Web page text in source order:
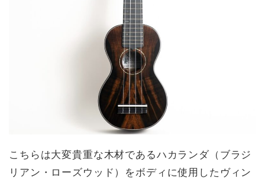
こちらは大変貴重な木材であるハカランダ（ブラジ
リアン・ローズウッド）をボディに使用したヴィン